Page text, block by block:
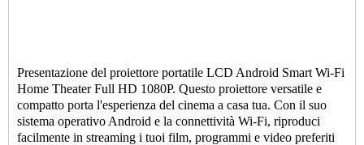
Presentazione del proiettore portatile LCD Android Smart Wi-Fi
Home Theater Full HD 1080P. Questo proiettore versatile e
compatto porta l'esperienza del cinema a casa tua. Con il suo
sistema operativo Android e la connettività Wi-Fi, riproduci
facilmente in streaming i tuoi film, programmi e video preferiti